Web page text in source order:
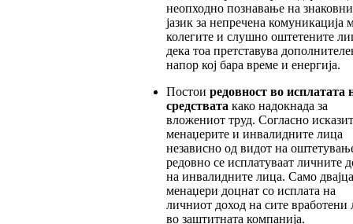
неопходно познавање на
јазик за непречена комуникација
колегите и слушно оштетените
дека тоа претставува
напор кој бара време и енергија.
Постои редовност во исплатата
средствата како надокнада за
вложениот труд. Согласно
менаџерите и инвалидните лица
независно од видот на
редовно се исплатуваат личните
на инвалидните лица. Само двајца
менаџери доцнат со исплата на
личниот доход на сите вработени
во заштитната компанија.